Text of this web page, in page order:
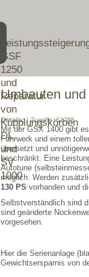
GSF
1250
und
Reparatur
von
Kupplungskörben
DL
und
SV
1000
Umbauten
Details:| Zugriffe: 51788
Mit der GSX 1400 gibt
Fahrwerk und einem
übersetzt und
beschränkt. Eine
Autotune
möglich. Werden
130 PS vorhanden und
Selbstverständlich sind
sind geänderte
vorgesehen.
Hier die Serienanlage
Gewichtsersparnis von